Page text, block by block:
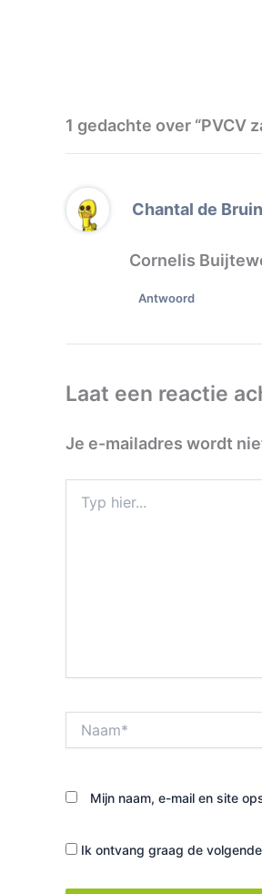
1 gedachte over “PVCV
Chantal de Bruin
Cornelis
Antwoord
Laat een reactie
Je e-mailadres wordt
hier...
Mijn naam, e-mail en site
Ik ontvang graag de